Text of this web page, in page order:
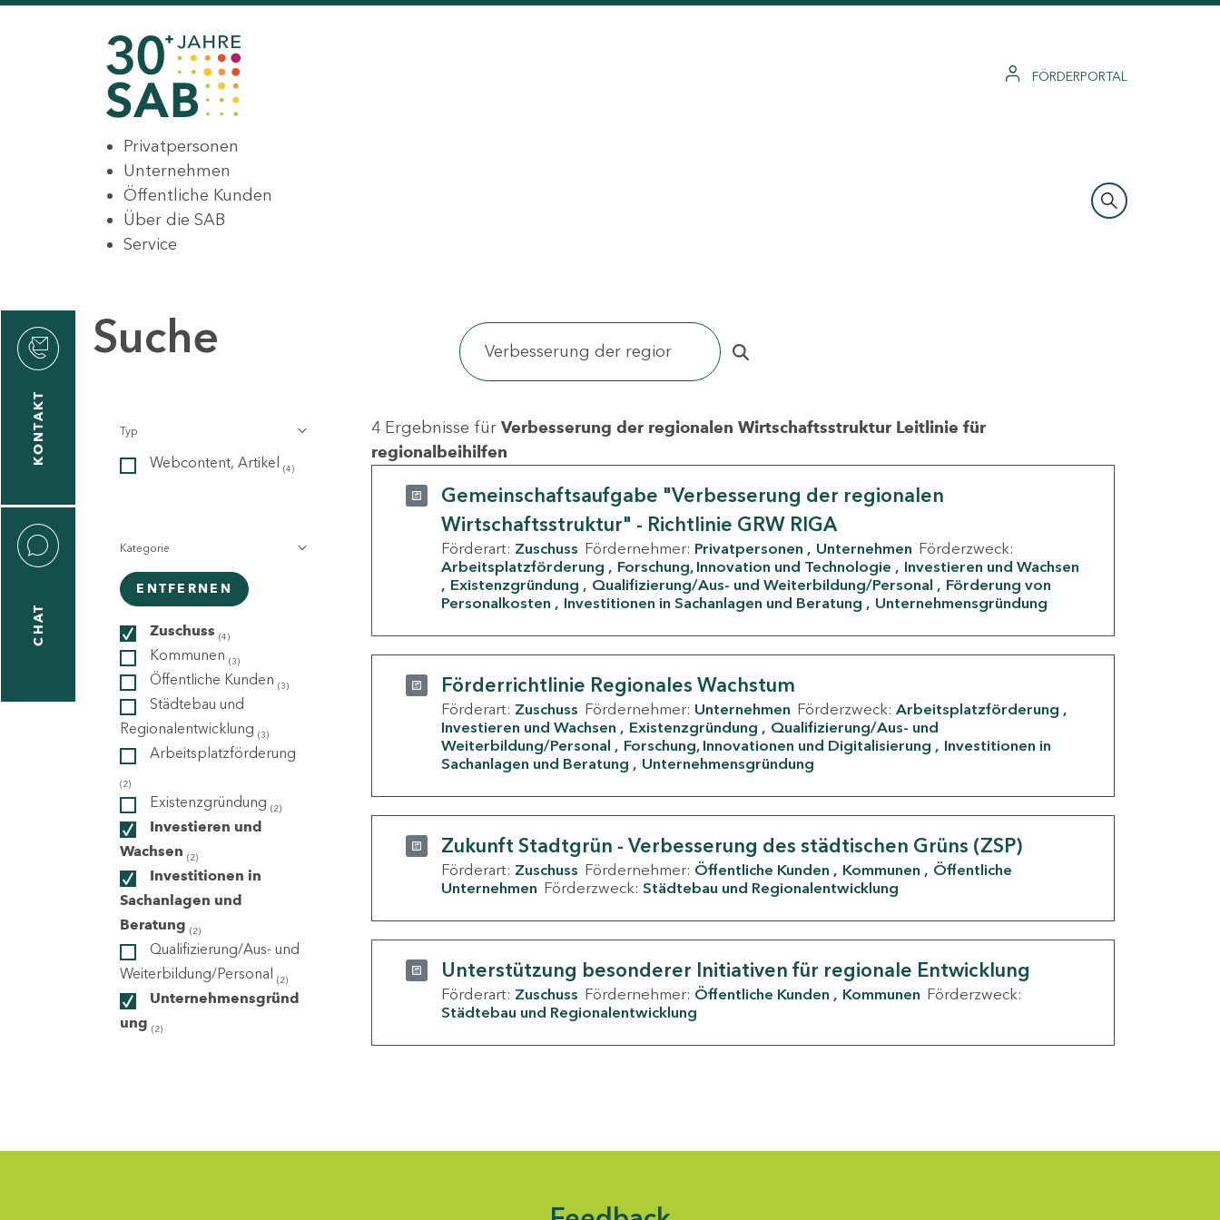
FÖRDERPORTAL
Privatpersonen
Unternehmen
Öffentliche Kunden
Über die SAB
Service
KONTAKT
CHAT
Suche
Typ
Webcontent, Artikel (4)
Kategorie
ENTFERNEN
Zuschuss (4)
Kommunen (3)
Öffentliche Kunden (3)
Städtebau und
Regionalentwicklung (3)
Arbeitsplatzförderung
(2)
Existenzgründung (2)
Investieren und
Wachsen (2)
Investitionen in
Sachanlagen und
Beratung (2)
Qualifizierung/Aus- und
Weiterbildung/Personal (2)
Unternehmensgründ
ung (2)
4 Ergebnisse für Verbesserung der regionalen Wirtschaftsstruktur Leitlinie für
regionalbeihilfen
Gemeinschaftsaufgabe "Verbesserung der regionalen
Wirtschaftsstruktur" - Richtlinie GRW RIGA
Förderart: Zuschuss Fördernehmer: Privatpersonen Unternehmen Förderzweck:
Arbeitsplatzförderung
Forschung, Innovation und Technologie
Investieren und Wachsen
Existenzgründung
Qualifizierung/Aus- und Weiterbildung/Personal
Förderung von
Personalkosten
Investitionen in Sachanlagen und Beratung Unternehmensgründung
Förderrichtlinie Regionales Wachstum
Förderart: Zuschuss Fördernehmer: Unternehmen Förderzweck: Arbeitsplatzförderung
Investieren und Wachsen
Existenzgründung
Qualifizierung/Aus- und
Weiterbildung/Personal
Forschung, Innovationen und Digitalisierung
Investitionen in
Sachanlagen und Beratung
Unternehmensgründung
Zukunft Stadtgrün - Verbesserung des städtischen Grüns (ZSP)
Förderart: Zuschuss Fördernehmer: Öffentliche Kunden Kommunen
Öffentliche
Unternehmen Förderzweck: Städtebau und Regionalentwicklung
Unterstützung besonderer Initiativen für regionale Entwicklung
Förderart: Zuschuss Fördernehmer: Öffentliche Kunden Kommunen Förderzweck:
Städtebau und Regionalentwicklung